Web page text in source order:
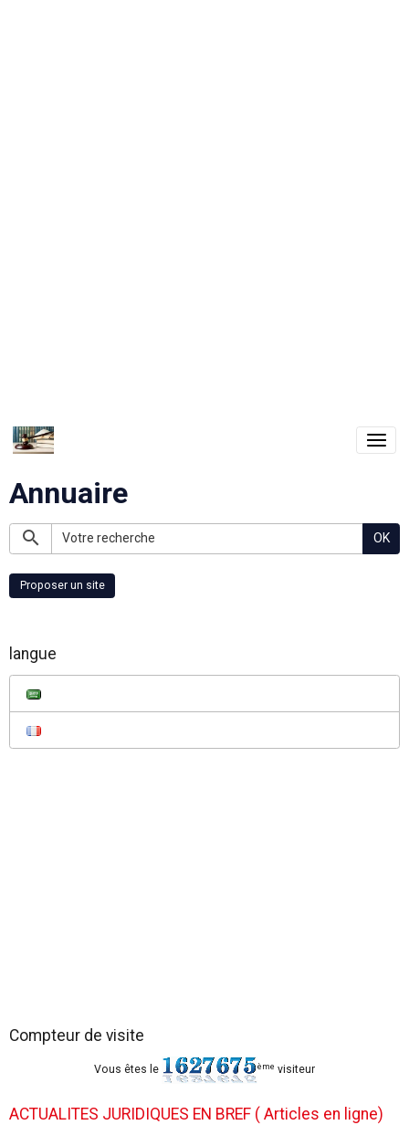
Annuaire
OK
Proposer un site
langue
Compteur de visite
Vous êtes le ème visiteur
ACTUALITES JURIDIQUES EN BREF ( Articles en ligne)